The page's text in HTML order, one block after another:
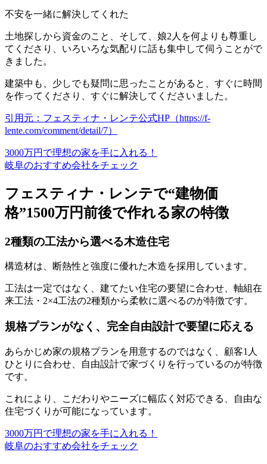
不安を一緒に解決してくれた
土地探しから資金のこと、そして、娘2人を何よりも尊重し
てくださり、いろいろな気配りに話も集中して伺うことがで
きました。
建築中も、少しでも疑問に思ったことがあると、すぐに時間
を作ってくださり、すぐに解決してくださいました。
引用元：フェスティナ・レンテ公式HP（https://f-
lente.com/comment/detail/7）
3000万円で理想の家を手に入れる！
岐阜のおすすめ会社をチェック
フェスティナ・レンテで“建物価
格”1500万円前後で作れる家の特徴
2種類の工法から選べる木造住宅
構造材は、断熱性と強度に優れた木造を採用しています。
工法は一定ではなく、建てたい住宅の要望に合わせ、 軸組在
来工法・2×4工法の2種類から柔軟に選べるのが特徴です。
規格プランがなく、完全自由設計で要望に応える
あらかじめ家の規格プランを用意するのではなく、顧客1人
ひとりに合わせ、自由設計で家づくりを行っているのが特徴
です。
これにより、 こだわりやニーズに幅広く対応できる
、自由な
住宅づくりが可能になっています。
3000万円で理想の家を手に入れる！
岐阜のおすすめ会社をチェック